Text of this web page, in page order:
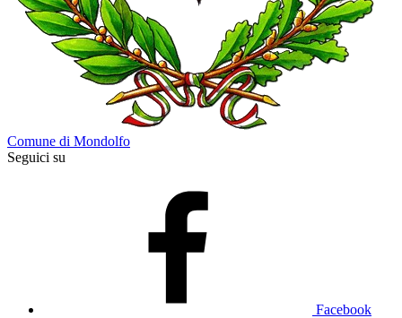
Comune di Mondolfo
Seguici su
Facebook